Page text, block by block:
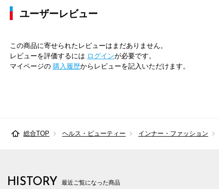
ユーザーレビュー
この商品に寄せられたレビューはまだありません。
レビューを評価するには ログインが必要です。
マイページの 購入履歴からレビューを記入いただけます。
総合TOP ヘルス・ビューティー インナー・ファッション
HISTORY 最近ご覧になった商品